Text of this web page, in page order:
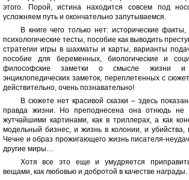
этого. Порой, истина находится совсем под
усложняем путь и окончательно запутываемся.
В книге чего только нет: исторические
психологические тесты, пособие как выводить
стратегии игры в шахматы и карты, варианты
пособие для беременных, биологические и
философские заметки о смысле жизни
энциклопедических заметок, переплетенных с
действительно, очень познавательно!
В сюжете нет красивой сказки – здесь
правда жизни. Но преподнесена она отнюдь не
жутчайшими картинами, как в триллерах, а как
модельный бизнес, и жизнь в колонии, и убийства,
Чечне и образ прожигающего жизнь писателя-
другие миры…
Хотя все это еще и умудряется
вещами, как любовью и добротой в качестве награды.